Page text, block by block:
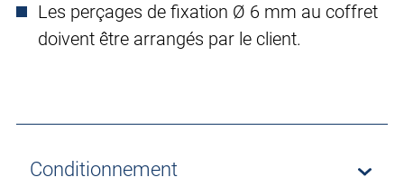
Les perçages de fixation Ø 6 mm au coffret
doivent être arrangés par le client.
Conditionnement